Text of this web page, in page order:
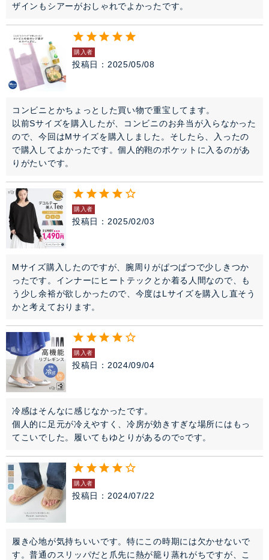
ザインもシアーがおしゃれでよかったです。
購入者
投稿日 2025/05/08
コンビニとかちょっとした買い物で重宝してます。
以前Sサイズを購入したが、コンビニのお弁当が入らなかった
ので、今回はMサイズを購入しました。そしたら、入ったの
で購入してよかったです。個人的鞄のポケットに入るのがあ
りがたいです。
購入者
投稿日 2025/02/03
Mサイズ購入したのですが、腕周りがぱつぱつで少しきつか
ったです。インナーにヒートテックとか着る人間なので、も
う少し余裕が欲しかったので、今度はLサイズを購入し直そう
かと考えております。
購入者
投稿日 2024/09/04
冷感はそんなに感じなかったです。
個人的に足元が冷えやすく、冷房が効きすぎな場所にはもっ
てこいでした。履いてもゆとりがあるので○です。
購入者
投稿日 2024/07/22
履き心地が気持ちいいです。特にこの時期には欠かせないで
す。普通のスリッパだと爪先に熱が籠り蒸れがちですが、こ